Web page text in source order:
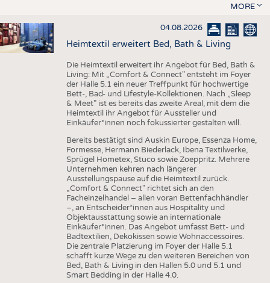
MORE
04.08.2026
Heimtextil erweitert Bed, Bath & Living
Die Heimtextil erweitert ihr Angebot für Bed, Bath &
Living: Mit „Comfort & Connect" entsteht im Foyer
der Halle 5.1 ein neuer Treffpunkt für hochwertige
Bett-, Bad- und Lifestyle-Kollektionen. Nach „Sleep
& Meet" ist es bereits das zweite Areal, mit dem die
Heimtextil ihr Angebot für Aussteller und
Einkäufer*innen noch fokussierter gestalten will.
Bereits bestätigt sind Auskin Europe, Essenza Home,
Formesse, Hermann Biederlack, Ibena Textilwerke,
Sprügel Hometex, Stuco sowie Zoeppritz. Mehrere
Unternehmen kehren nach längerer
Ausstellungspause auf die Heimtextil zurück.
„Comfort & Connect" richtet sich an den
Facheinzelhandel – allen voran Bettenfachhändler
–, an Entscheider*innen aus Hospitality und
Objektausstattung sowie an internationale
Einkäufer*innen. Das Angebot umfasst Bett- und
Badtextilien, Dekokissen sowie Wohnaccessoires.
Die zentrale Platzierung im Foyer der Halle 5.1
schafft kurze Wege zu den weiteren Bereichen von
Bed, Bath & Living in den Hallen 5.0 und 5.1 und
Smart Bedding in der Halle 4.0.